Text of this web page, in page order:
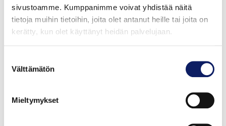
sivustoamme. Kumppanimme voivat yhdistää näitä
tietoja muihin tietoihin, joita olet antanut heille tai joita on
kerätty, kun olet käyttänyt heidän palvelujaan.
valinta
Välttämätön
Mieltymykset
Piirtämistehtävä: Tarina ja tehtäväpohja
(tulostettava)
Tarinahieronta